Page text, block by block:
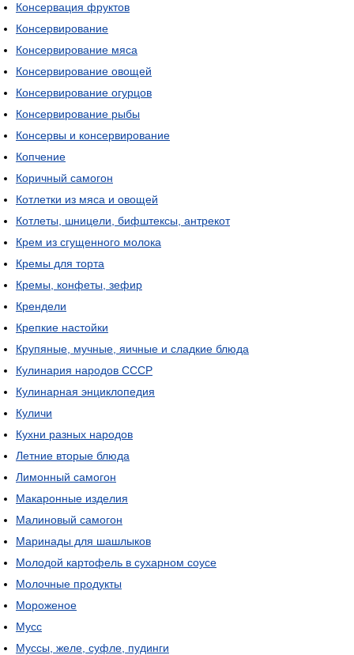
Консервация фруктов
Консервирование
Консервирование мяса
Консервирование овощей
Консервирование огурцов
Консервирование рыбы
Консервы и консервирование
Копчение
Коричный самогон
Котлетки из мяса и овощей
Котлеты, шницели, бифштексы, антрекот
Крем из сгущенного молока
Кремы для торта
Кремы, конфеты, зефир
Крендели
Крепкие настойки
Крупяные, мучные, яичные и сладкие блюда
Кулинария народов СССР
Кулинарная энциклопедия
Куличи
Кухни разных народов
Летние вторые блюда
Лимонный самогон
Макаронные изделия
Малиновый самогон
Маринады для шашлыков
Молодой картофель в сухарном соусе
Молочные продукты
Мороженое
Мусс
Муссы, желе, суфле, пудинги